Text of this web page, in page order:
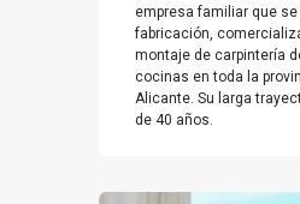
empresa familiar que
fabricación,
montaje de carpintería
cocinas en toda la
Alicante. Su larga
de 40 años.